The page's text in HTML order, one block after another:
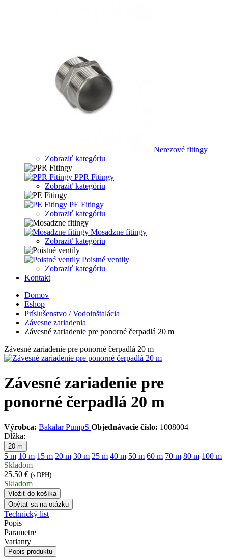
Nerezové fitingy
Zobraziť kategóriu
PPR Fitingy
Zobraziť kategóriu
PE Fitingy
Zobraziť kategóriu
Mosadzne fitingy
Zobraziť kategóriu
Poistné ventily
Zobraziť kategóriu
Kontakt
Domov
Eshop
Príslušenstvo / Vodoinštalácia
Závesne zariadenia
Závesné zariadenie pre ponorné čerpadlá 20 m
Závesné zariadenie pre ponorné čerpadlá 20 m
Závesné zariadenie pre
ponorné čerpadlá 20 m
Výrobca: Bakalar PumpS Objednávacie číslo: 1008004
Dĺžka:
20 m
5 m 10 m 15 m 20 m 30 m 25 m 40 m 50 m 60 m 70 m 80 m 100 m
Skladom
25.50 € (s DPH)
Skladom
Vložiť do košíka
Opýtať sa na otázku
Technický list
Popis
Parametre
Varianty
Popis produktu